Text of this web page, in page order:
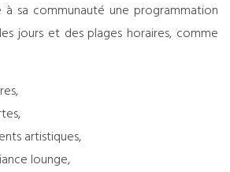
à sa communauté une programmation
jours et des plages horaires, comme
artistiques,
lounge,